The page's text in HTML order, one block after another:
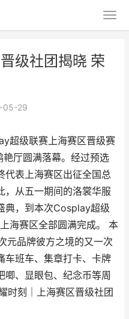
级社团揭晓 荣
05-29
超级联赛上海赛区晋级赛
厅圆满落幕。经过预选
代表上海赛区出征全国总
，从五一期间的洛裳华服
典，到本次Cosplay超级
海赛区全部圆满完成。 本
元品牌彼方之境的又一次
车班车、集章打卡、卡牌
唧、显眼包、纪念币等周
时刻｜上海赛区晋级社团